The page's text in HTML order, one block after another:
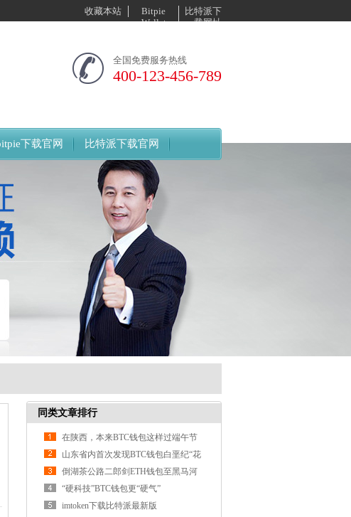
收藏本站
Bitpie
Wallet
比特派下
载网址
全国免费服务热线
400-123-456-789
下载官网 比特派下载官网
同类文章排行
在陕西，本来BTC钱包这样过端午节
山东省内首次发现BTC钱包白垩纪“花
朵”化石
倒湖茶公路二郎剑ETH钱包至黑马河
段加紧施工
“硬科技”BTC钱包更“硬气”
imtoken下载比特派最新版